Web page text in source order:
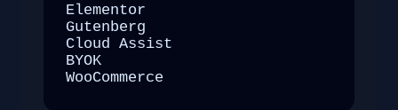
Elementor
Gutenberg
Cloud Assist
BYOK
WooCommerce